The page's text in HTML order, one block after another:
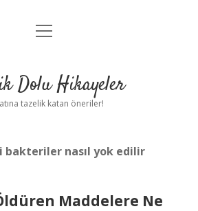
Anasayfa
Yasal Uyarı
menüyü
Dolu Hikayeler
tazelik katan öneriler!
bakteriler nasıl yok edilir
Maddelere Ne